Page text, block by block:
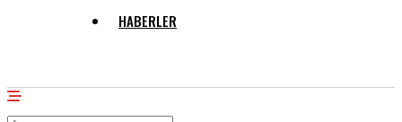
HABERLER